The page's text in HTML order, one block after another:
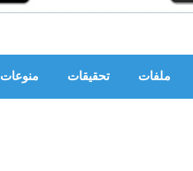
ملفات تحقيقات منوعات